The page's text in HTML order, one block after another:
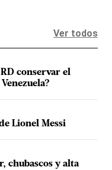
Ver todos
conservar el
Lionel Messi
chubascos y alta